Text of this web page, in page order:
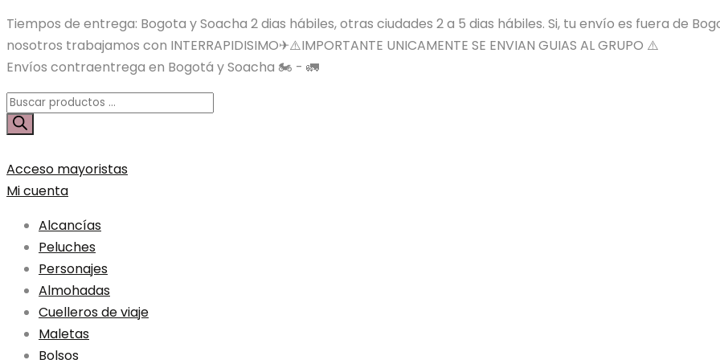
Tiempos de entrega: Bogota y Soacha 2 dias hábiles, otras ciudades 2 a 5 dias hábiles. Si, tu envío es fuera de
nosotros trabajamos con INTERRAPIDISIMO✈⚠️IMPORTANTE UNICAMENTE SE ENVIAN GUIAS AL GRUPO ⚠️
Envíos contraentrega en Bogotá y Soacha 🏍️ - 🚛
Búsqueda
de
Acceso mayoristas
Mi cuenta
Alcancías
Peluches
Personajes
Almohadas
Cuelleros de viaje
Maletas
Bolsos